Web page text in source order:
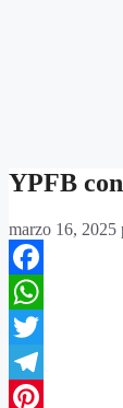
YPFB
marzo 16, 2025
Facebook
WhatsApp
Twitter
Telegram